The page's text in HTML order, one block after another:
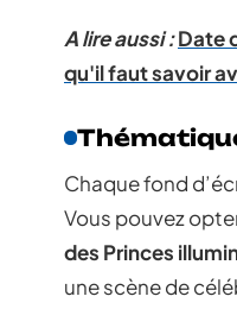
A lire aussi :Date
qu'il faut savoir
Chaque fond
Vous pouvez
des Princes
une scène de